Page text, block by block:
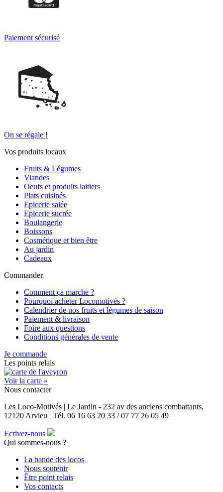
Paiement sécurisé
On se régale !
Vos produits locaux
Fruits & Légumes
Viandes
Oeufs et produits laitiers
Plats cuisinés
Epicerie salée
Epicerie sucrée
Boulangerie
Boissons
Cosmétique et bien être
Au jardin
Cadeaux
Commander
Comment ça marche ?
Pourquoi acheter Locomotivés ?
Calendrier de nos fruits et légumes de saison
Paiement & livraison
Foire aux questions
Conditions générales de vente
Je commande
Les points relais
Voir la carte »
Nous contacter
Les Loco-Motivés | Le Jardin - 232 av des anciens combattants,
12120 Arvieu | Tél. 06 16 63 20 33 / 07 77 26 05 49
Ecrivez-nous
Qui sommes-nous ?
La bande des locos
Nous soutenir
Être point relais
Vos contacts